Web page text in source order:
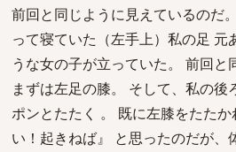
前回と同じように見えているのだ
って寝ていた（左手上）私の足 元
うな女の子が立っていた。 前回と
まずは左足の膝。 そして、私の後
ポンとたたく 。 既に左膝をたた
い！起きねば』 と思ったのだが、